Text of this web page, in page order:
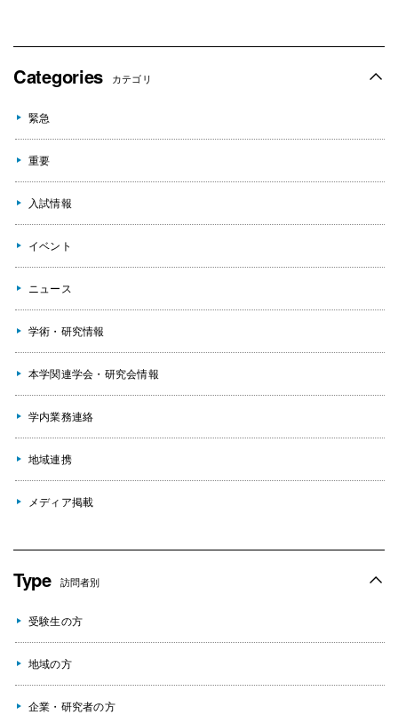
Categories カテゴリ
緊急
重要
入試情報
イベント
ニュース
学術・研究情報
本学関連学会・研究会情報
学内業務連絡
地域連携
メディア掲載
Type 訪問者別
受験生の方
地域の方
企業・研究者の方